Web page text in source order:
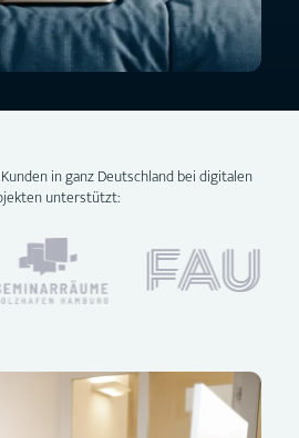
in ganz Deutschland bei digitalen
unterstützt: